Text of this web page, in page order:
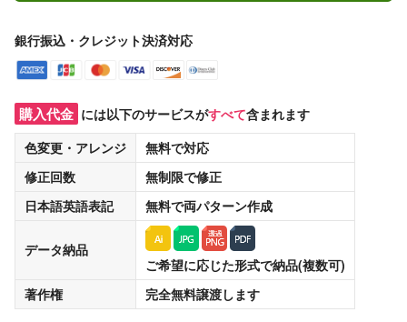
銀行振込・クレジット決済対応
購入代金 には以下のサービスがすべて含まれます
色変更・アレンジ
無料で対応
修正回数
無制限で修正
日本語英語表記
無料で両パターン作成
データ納品
ご希望に応じた形式で納品(複数可)
著作権
完全無料譲渡します